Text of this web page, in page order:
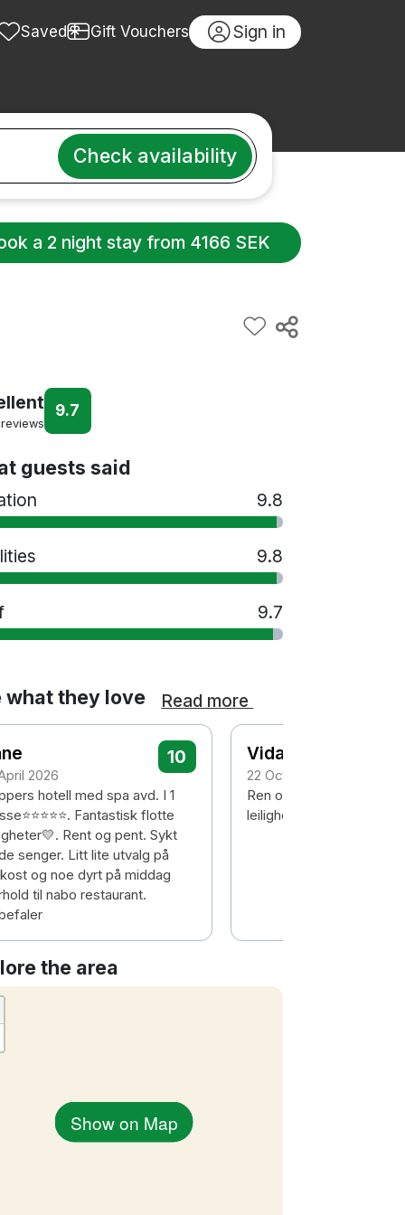
Saved Gift Vouchers Sign in
Check availability
a 2 night stay from 4166 SEK
reviews
9.7
guests said
9.8
9.8
9.7
what they love Read more
2026
10
hotell med spa avd. I 1
Fantastisk flotte
Rent og pent. Sykt
senger. Litt lite utvalg på
og noe dyrt på middag
til nabo restaurant.
Vidar
22 October 2025
Ren og pent,hyggelig og
leilighet
the area
Show on Map